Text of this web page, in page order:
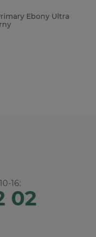
Ebony Ultra
16:
02